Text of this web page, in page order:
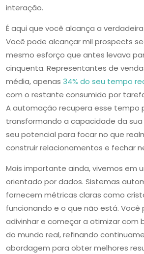
interação.
É aqui que você alcança a
Você pode alcançar mil prospects
mesmo esforço que antes levava
cinquenta. Representantes de
média, apenas 34% do seu tempo
com o restante consumido por
A automação recupera esse tempo
transformando a capacidade da
seu potencial para focar no que
construir relacionamentos e fechar
Mais importante ainda, vivemos em
orientado por dados. Sistemas
fornecem métricas claras como
funcionando e o que não está. Você
adivinhar e começar a otimizar com
do mundo real, refinando
abordagem para obter melhores